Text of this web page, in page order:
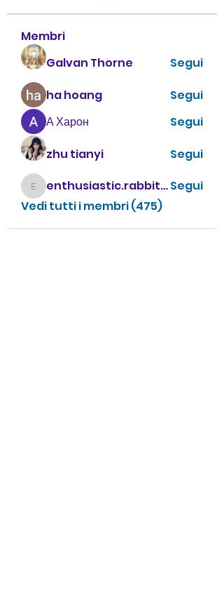
Membri
Galvan Thorne
Segui
ha hoang
Segui
А Харон
Segui
zhu tianyi
Segui
enthusiastic.rabbit.uhur enthusiastic.rabbit.uhurSegui
Vedi tutti i membri (475)